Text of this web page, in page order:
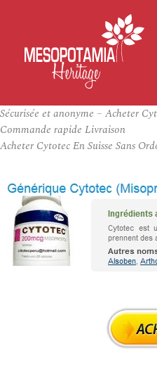
Sécurisée et anonyme – Acheter
Commande rapide Livraison
Acheter Cytotec En Suisse Sans